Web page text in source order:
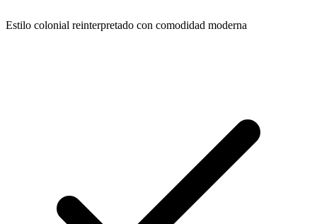
Estilo colonial reinterpretado con comodidad moderna